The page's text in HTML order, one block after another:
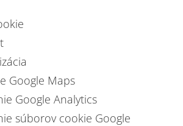
Google Maps
Google Analytics
súborov cookie Google